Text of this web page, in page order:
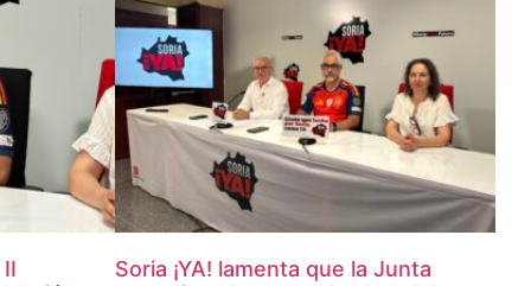
Soria ¡YA! lamenta que la Junta